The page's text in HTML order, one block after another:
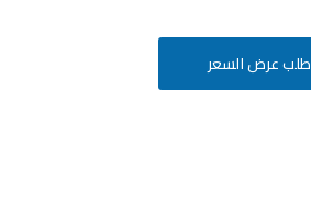
طلب عرض السعر